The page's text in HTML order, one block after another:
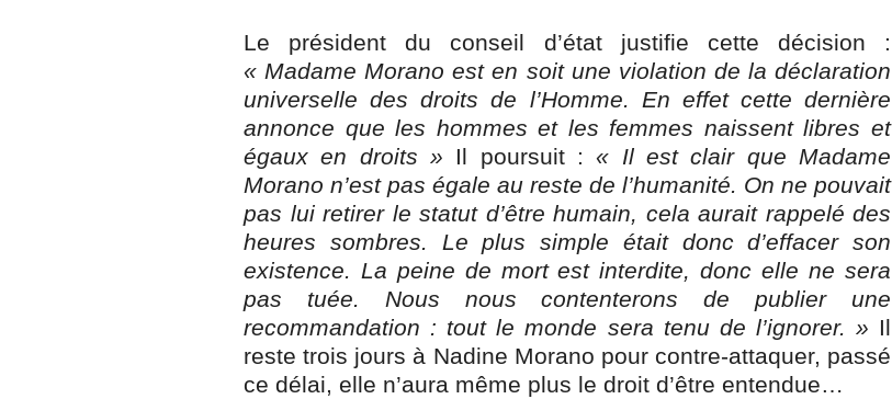
Le président du conseil d’état justifie cette décision :
« Madame Morano est en soit une violation de la déclaration
universelle des droits de l’Homme. En effet cette dernière
annonce que les hommes et les femmes naissent libres et
égaux en droits » Il poursuit :« Il est clair que Madame
Morano n’est pas égale au reste de l’humanité. On ne pouvait
pas lui retirer le statut d’être humain, cela aurait rappelé des
heures sombres. Le plus simple était donc d’effacer son
existence. La peine de mort est interdite, donc elle ne sera
pas tuée. Nous nous contenterons de publier une
recommandation : tout le monde sera tenu de l’ignorer. » Il
reste trois jours à Nadine Morano pour contre-attaquer, passé
ce délai, elle n’aura même plus le droit d’être entendue…